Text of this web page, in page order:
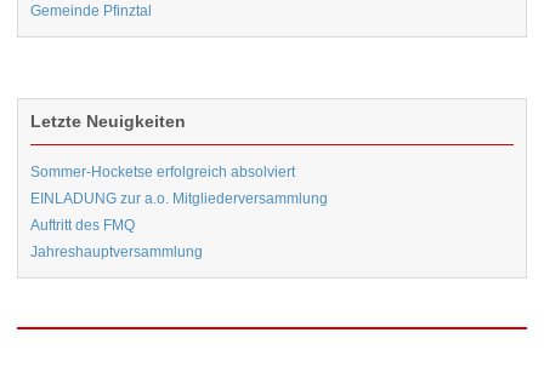
Gemeinde Pfinztal
Letzte Neuigkeiten
Sommer-Hocketse erfolgreich absolviert
EINLADUNG zur a.o. Mitgliederversammlung
Auftritt des FMQ
Jahreshauptversammlung